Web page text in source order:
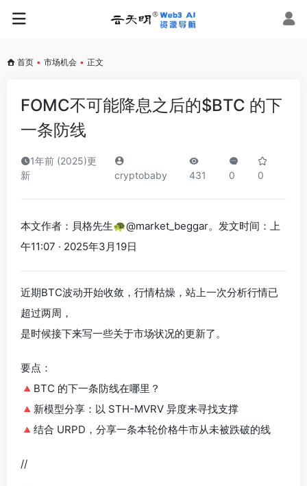
首页 • 市场机会 • 正文
FOMC不可能降息之后的$BTC 的下
一条防线
1年前 (2025)更
新
cryptobaby 431 0 0
本文作者：貝格先生🐢@market_beggar。发文时间：上
午11:07 · 2025年3月19日
近期BTC波动开始收敛，行情枯燥，站上一次分析行情已
超过两周，
是时候接下来写一些关于市场状况的更新了。
要点：
🔺BTC 的下一条防线在哪里？
🔺新模型分享：以 STH-MVRV 异度来寻找支撑
🔺结合 URPD，分享一条本轮价格牛市从未被跌破的线
//